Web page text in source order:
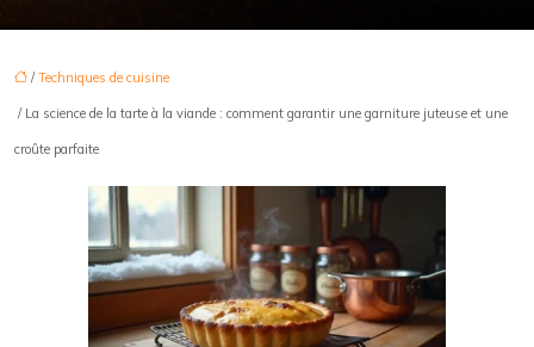
/Techniques de cuisine
/ La science de la tarte à la viande : comment garantir une garniture juteuse et une
croûte parfaite